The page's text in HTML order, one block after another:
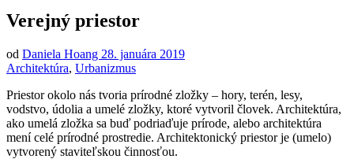
Verejný priestor
od Daniela Hoang 28. januára 2019
Architektúra, Urbanizmus
Priestor okolo nás tvoria prírodné zložky – hory, terén, lesy,
vodstvo, údolia a umelé zložky, ktoré vytvoril človek. Architektúra,
ako umelá zložka sa buď podriaďuje prírode, alebo architektúra
mení celé prírodné prostredie. Architektonický priestor je (umelo)
vytvorený staviteľskou činnosťou.